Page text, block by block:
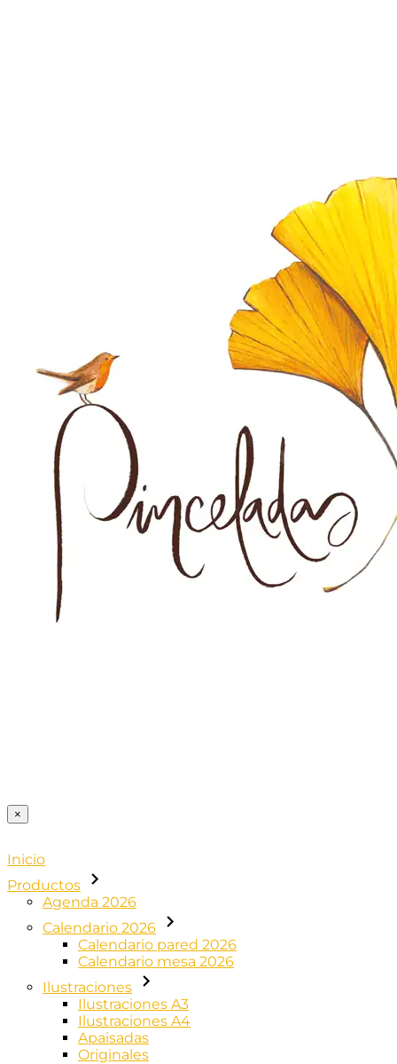
×
Inicio
Productos
Agenda 2026
Calendario 2026
Calendario pared 2026
Calendario mesa 2026
Ilustraciones
Ilustraciones A3
Ilustraciones A4
Apaisadas
Originales